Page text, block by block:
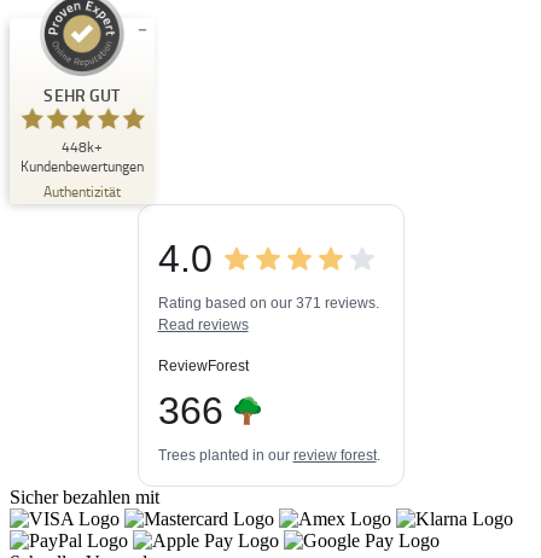
SEHR GUT
448k+
Kundenbewertungen
Authentizität
Kundenbewertungen und Erfahrungen zu
SEHR GUT
4,84
/
5,00
3
ProvenExpert.com
Blick aufs ProvenExpert-Profil werfen
06.08.2026
4.0
Rating based on our 371 reviews.
Read reviews
ReviewForest
366
Trees planted in our review forest.
Sicher bezahlen mit